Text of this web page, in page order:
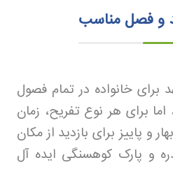
و فصل مناسب
خانواده در تمام فصول
برای هر نوع تفریح، زمان
پاییز برای بازدید از مکان
و پارک کوهسنگی ایده آل